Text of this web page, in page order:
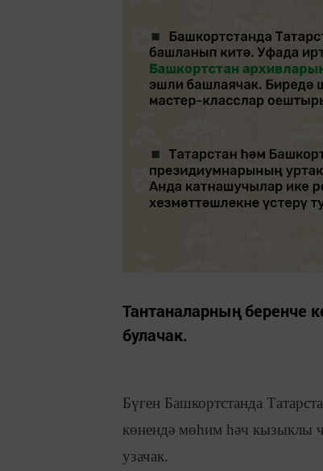
Тантаналарның беренче
булачак.
Бүген Башкортстанда
көнендә мөһим һәч кызыклы
узачак.